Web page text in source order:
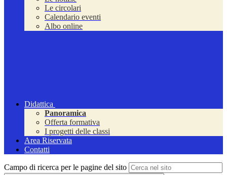
Le circolari
Calendario eventi
Albo online
Didattica
Panoramica
Offerta formativa
I progetti delle classi
Area Riservata
Contatti
Campo di ricerca per le pagine del sito